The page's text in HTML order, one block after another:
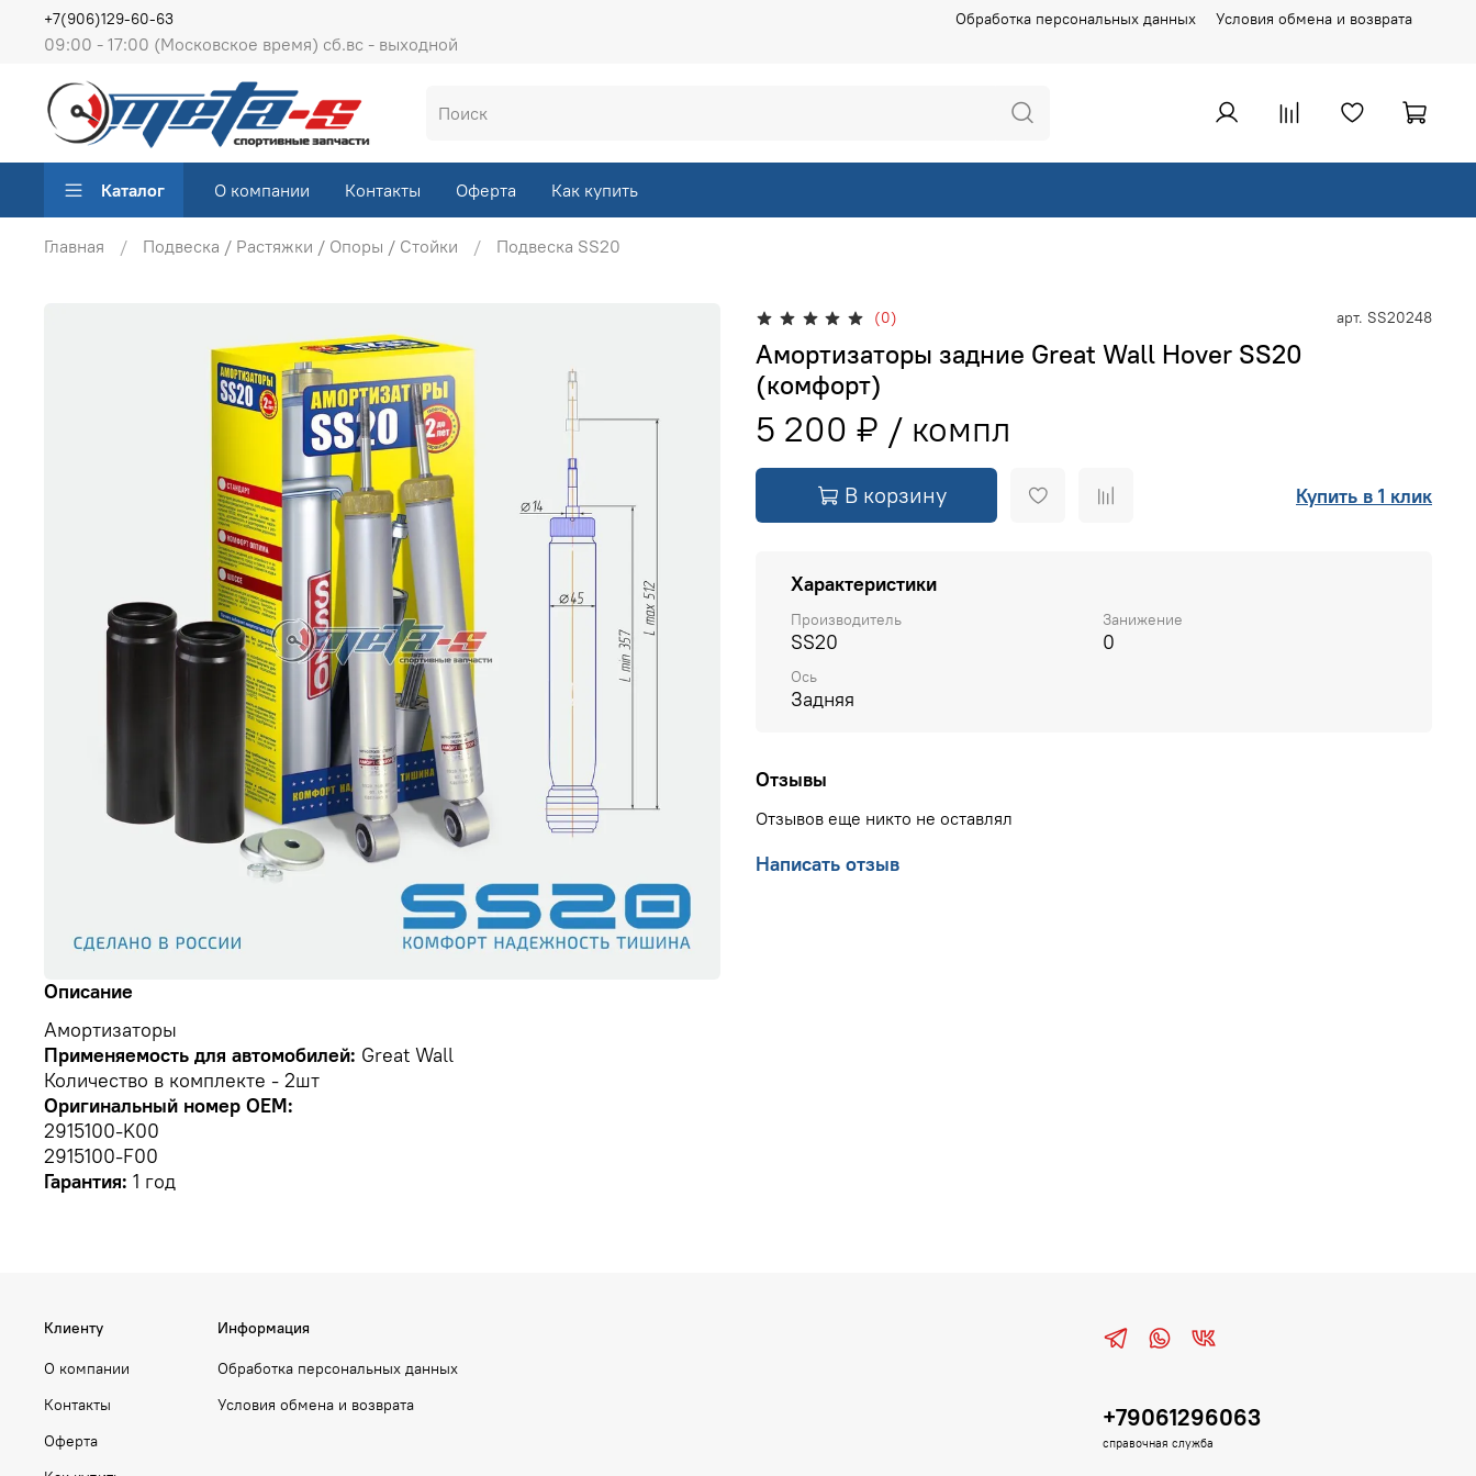
Обработка персональных данных Условия обмена и возврата
09:00 - 17:00 (Московское время) сб.вс - выходной
+7(906)129-60-63
Каталог О компании Контакты Оферта Как купить
Главная Подвеска / Растяжки / Опоры / Стойки Подвеска SS20
(0) арт. SS20248
Амортизаторы задние Great Wall Hover SS20
(комфорт)
5 200 ₽
В корзину Купить в 1 клик
Характеристики
Производитель
SS20
Занижение
0
Ось
Задняя
Отзывы
Отзывов еще никто не оставлял
Написать отзыв
Описание
Амортизаторы
Применяемость для автомобилей: Great Wall
Количество в комплекте - 2шт
Оригинальный номер OEM:
2915100-K00
2915100-F00
Гарантия: 1 год
Клиенту
О компании
Контакты
Оферта
Информация
Обработка персональных данных
Условия обмена и возврата
+79061296063
справочная служба